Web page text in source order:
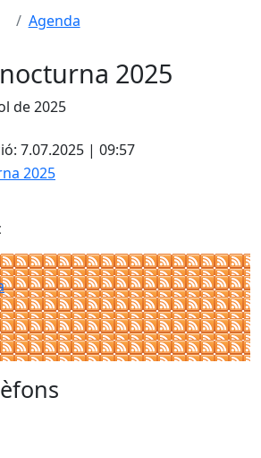
Agenda
2025
de 2025
7.07.2025 | 09:57
2025